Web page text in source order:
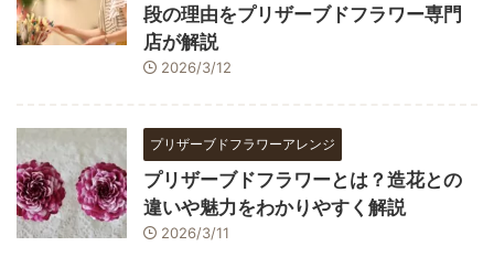
段の理由をプリザーブドフラワー専門
店が解説
2026/3/12
プリザーブドフラワーアレンジ
プリザーブドフラワーとは？造花との
違いや魅力をわかりやすく解説
2026/3/11